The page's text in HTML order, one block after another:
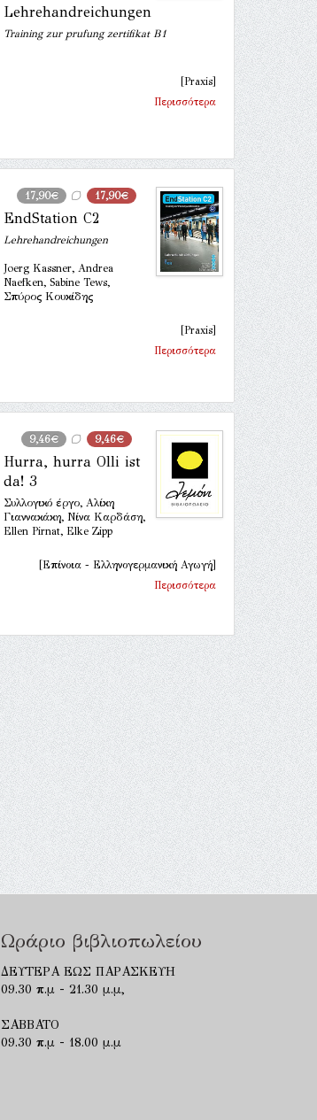
Lehrehandreichungen
Training zur prufung zertifikat B1
[Praxis]
Περισσότερα
17,90€ 17,90€
EndStation C2
Lehrehandreichungen
Joerg Kassner, Andrea
Naefken, Sabine Tews,
Σπύρος Κουκίδης
[Praxis]
Περισσότερα
9,46€ 9,46€
Hurra, hurra Olli ist
da! 3
Συλλογικό έργο, Αλίκη
Γιαννακάκη, Νίνα Καρδάση,
Ellen Pirnat, Elke Zipp
[Επίνοια - Ελληνογερμανική Αγωγή]
Περισσότερα
Ωράριο βιβλιοπωλείου
ΔΕΥΤΕΡΑ ΕΩΣ ΠΑΡΑΣΚΕΥΗ
09.30 π.μ - 21.30 μ.μ,
ΣΑΒΒΑΤΟ
09.30 π.μ - 18.00 μ.μ